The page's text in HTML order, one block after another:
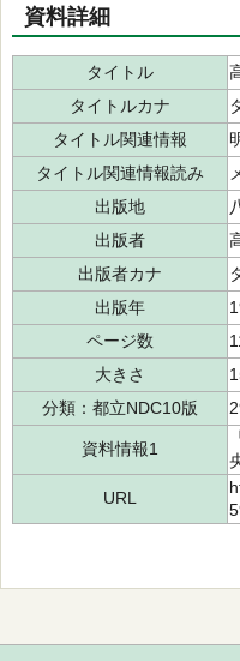
資料詳細
タイトル
タイトルカナ
タイトル関連情報
タイトル関連情報読み
出版地
出版者
出版者カナ
出版年
ページ数
大きさ
分類：都立NDC10版
資料情報1
URL